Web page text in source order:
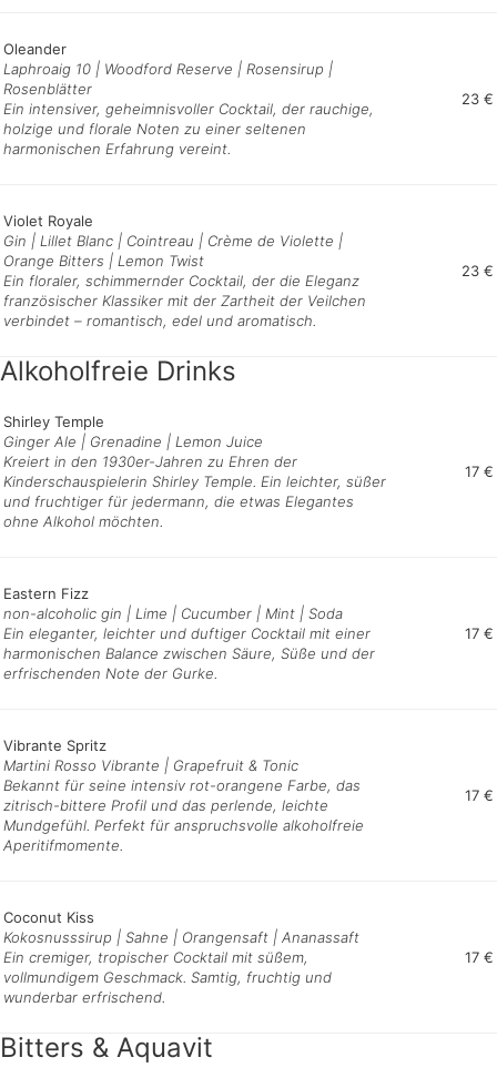
Oleander
Laphroaig 10 | Woodford Reserve | Rosensirup |
Rosenblätter
Ein intensiver, geheimnisvoller Cocktail, der rauchige,
holzige und florale Noten zu einer seltenen
harmonischen Erfahrung vereint.
23 €
Violet Royale
Gin | Lillet Blanc | Cointreau | Crème de Violette |
Orange Bitters | Lemon Twist
Ein floraler, schimmernder Cocktail, der die Eleganz
französischer Klassiker mit der Zartheit der Veilchen
verbindet – romantisch, edel und aromatisch.
23 €
Alkoholfreie Drinks
Shirley Temple
Ginger Ale | Grenadine | Lemon Juice
Kreiert in den 1930er-Jahren zu Ehren der
Kinderschauspielerin Shirley Temple. Ein leichter, süßer
und fruchtiger für jedermann, die etwas Elegantes
ohne Alkohol möchten.
17 €
Eastern Fizz
non-alcoholic gin | Lime | Cucumber | Mint | Soda
Ein eleganter, leichter und duftiger Cocktail mit einer
harmonischen Balance zwischen Säure, Süße und der
erfrischenden Note der Gurke.
17 €
Vibrante Spritz
Martini Rosso Vibrante | Grapefruit & Tonic
Bekannt für seine intensiv rot-orangene Farbe, das
zitrisch-bittere Profil und das perlende, leichte
Mundgefühl. Perfekt für anspruchsvolle alkoholfreie
Aperitifmomente.
17 €
Coconut Kiss
Kokosnusssirup | Sahne | Orangensaft | Ananassaft
Ein cremiger, tropischer Cocktail mit süßem,
vollmundigem Geschmack. Samtig, fruchtig und
wunderbar erfrischend.
17 €
Bitters & Aquavit